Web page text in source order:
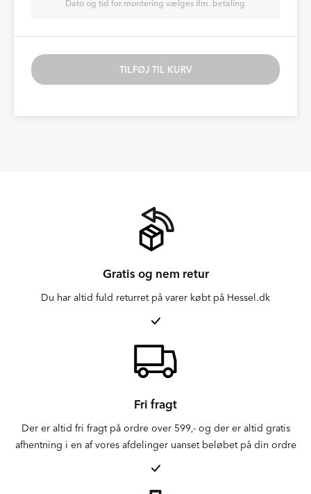
Dato og tid for montering vælges ifm. betaling
TILFØJ TIL KURV
Gratis og nem retur
Du har altid fuld returret på varer købt på Hessel.dk
Fri fragt
Der er altid fri fragt på ordre over 599,- og der er altid gratis
afhentning i en af vores afdelinger uanset beløbet på din ordre